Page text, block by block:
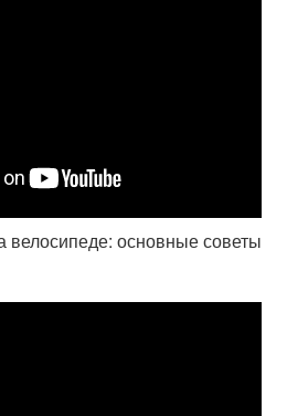
велосипеде: основные советы